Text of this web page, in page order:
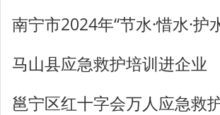
南宁市2024年“节水·惜水·
马山县应急救护培训进企业
邕宁区红十字会万人应急救